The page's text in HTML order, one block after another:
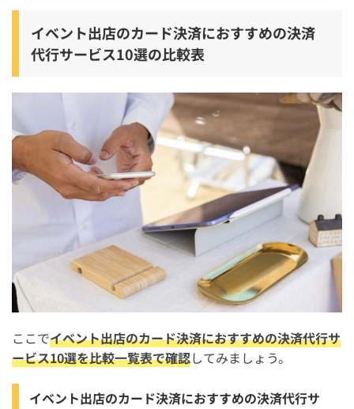
イベント出店のカード決済におすすめの決済
代行サービス10選の比較表
ここでイベント出店のカード決済におすすめの決済代行サ
ービス10選を比較一覧表で確認してみましょう。
イベント出店のカード決済におすすめの決済代行サ